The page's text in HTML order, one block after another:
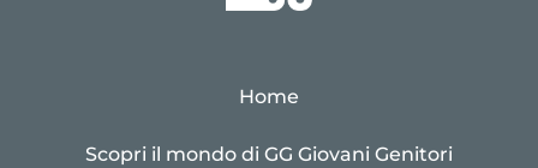
Home
Scopri il mondo di GG Giovani Genitori